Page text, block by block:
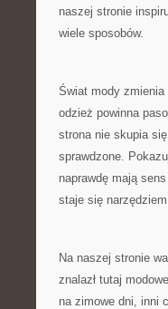
naszej stronie
wiele sposobów.
Świat mody
odzież powinna
strona nie skupia
sprawdzone.
naprawdę mają
staje się
Na naszej stronie
znalazł tutaj
na zimowe dni, inni